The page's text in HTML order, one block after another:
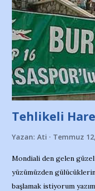
Tehlikeli
Yazan: Ati Temmuz
Mondiali den gelen
yüzümüzden
başlamak istiyorum